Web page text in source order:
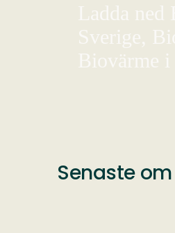
Ladda ned
Sverige,
Biovärme i
Senaste om